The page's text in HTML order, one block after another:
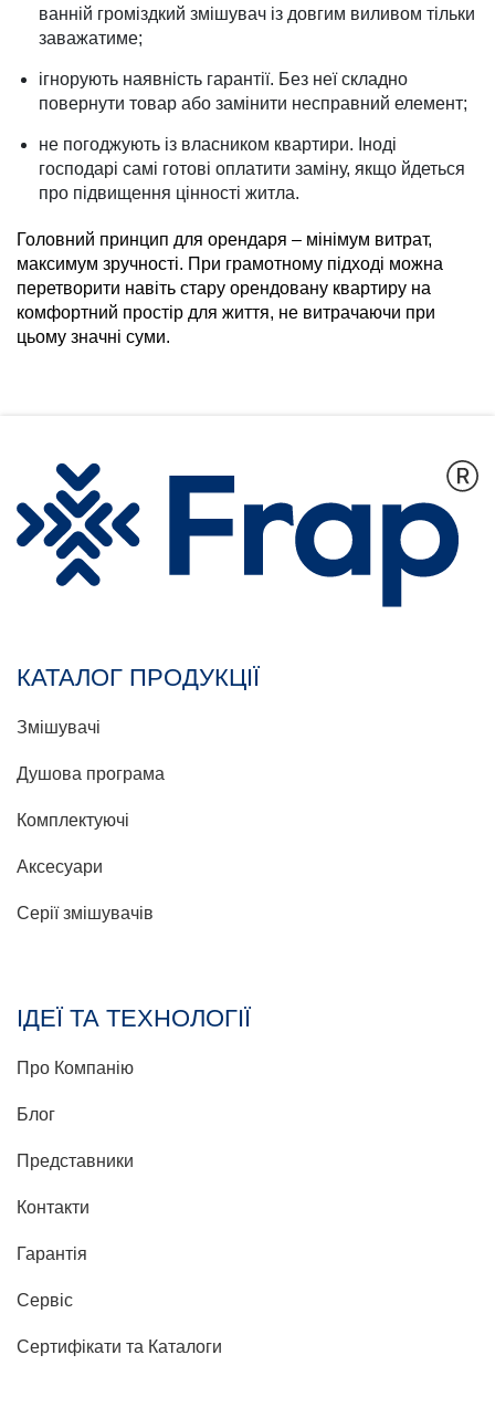
ванній громіздкий змішувач із довгим виливом тільки
заважатиме;
ігнорують наявність гарантії. Без неї складно
повернути товар або замінити несправний елемент;
не погоджують із власником квартири. Іноді
господарі самі готові оплатити заміну, якщо йдеться
про підвищення цінності житла.
Головний принцип для орендаря – мінімум витрат,
максимум зручності. При грамотному підході можна
перетворити навіть стару орендовану квартиру на
комфортний простір для життя, не витрачаючи при
цьому значні суми.
КАТАЛОГ ПРОДУКЦІЇ
Змішувачі
Душова програма
Комплектуючі
Аксесуари
Серії змішувачів
ІДЕЇ ТА ТЕХНОЛОГІЇ
Про Компанію
Блог
Представники
Контакти
Гарантія
Сервіс
Сертифікати та Каталоги